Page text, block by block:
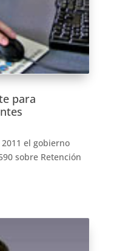
para
el gobierno
sobre Retención